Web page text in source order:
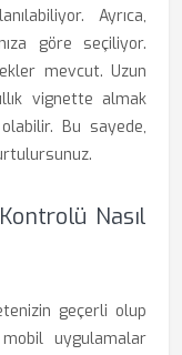
Ayrıca,
göre seçiliyor.
mevcut. Uzun
vignette almak
Bu sayede,
Nasıl
geçerli olup
uygulamalar